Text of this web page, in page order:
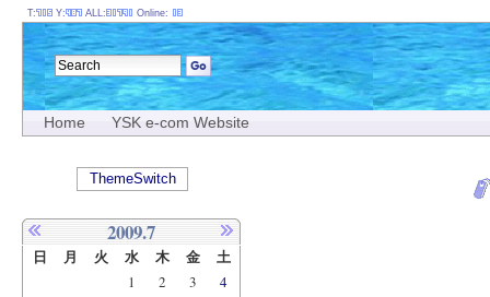
Home YSK e-com Website
T: Y: ALL: Online:
ThemeSwitch
2009.7
日 月 火 水 木 金 土
1 2 3
4